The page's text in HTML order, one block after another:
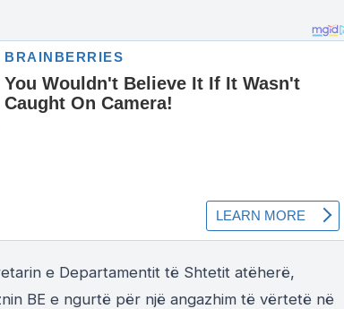
e Departamentit të Shtetit atëherë,
BE e ngurtë për një angazhim të vërtetë në